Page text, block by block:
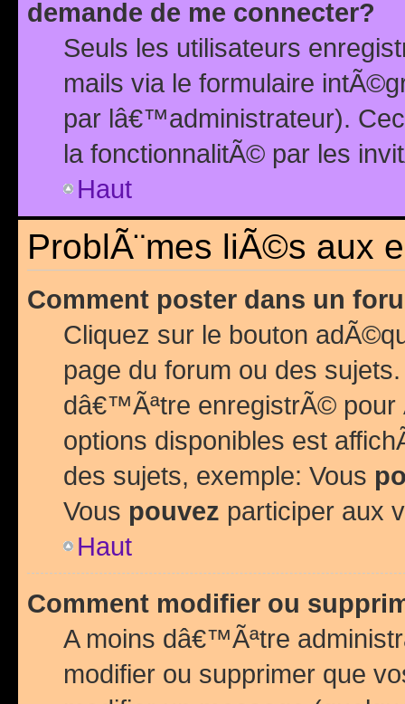
demande de me connecter?
Seuls les utilisateurs
mails via le formulaire
par lâ€™administrateur).
la fonctionnalitÃ© par les
Haut
ProblÃ¨mes liÃ©s aux
Comment poster dans un
Cliquez sur le bouton
page du forum ou des
dâ€™Ãªtre enregistrÃ©
options disponibles est
des sujets, exemple: Vous
Vous pouvez participer aux
Haut
Comment modifier ou
A moins dâ€™Ãªtre
modifier ou supprimer que